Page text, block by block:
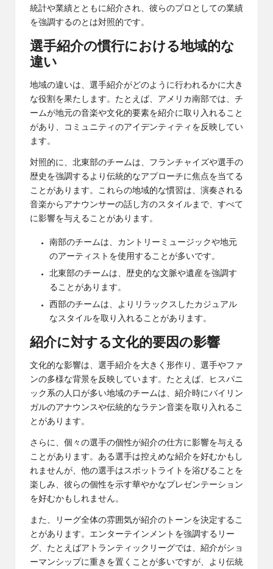
統計や業績とともに紹介され、彼らのプロとしての業績
を強調するのとは対照的です。
選手紹介の慣行における地域的な
違い
地域の違いは、選手紹介がどのように行われるかに大き
な役割を果たします。たとえば、アメリカ南部では、チ
ームが地元の音楽や文化的要素を紹介に取り入れること
があり、コミュニティのアイデンティティを反映してい
ます。
対照的に、北東部のチームは、フランチャイズや選手の
歴史を強調するより伝統的なアプローチに焦点を当てる
ことがあります。これらの地域的な慣習は、演奏される
音楽からアナウンサーの話し方のスタイルまで、すべて
に影響を与えることがあります。
南部のチームは、カントリーミュージックや地元
のアーティストを使用することが多いです。
北東部のチームは、歴史的な文脈や遺産を強調す
ることがあります。
西部のチームは、よりリラックスしたカジュアル
なスタイルを取り入れることがあります。
紹介に対する文化的要因の影響
文化的な影響は、選手紹介を大きく形作り、選手やファ
ンの多様な背景を反映しています。たとえば、ヒスパニ
ック系の人口が多い地域のチームは、紹介時にバイリン
ガルのアナウンスや伝統的なラテン音楽を取り入れるこ
とがあります。
さらに、個々の選手の個性が紹介の仕方に影響を与える
ことがあります。ある選手は控えめな紹介を好むかもし
れませんが、他の選手はスポットライトを浴びることを
楽しみ、彼らの個性を示す華やかなプレゼンテーション
を好むかもしれません。
また、リーグ全体の雰囲気が紹介のトーンを決定するこ
とがあります。エンターテインメントを強調するリー
グ、たとえばアトランティックリーグでは、紹介がショ
ーマンシップに重きを置くことが多いですが、より伝統